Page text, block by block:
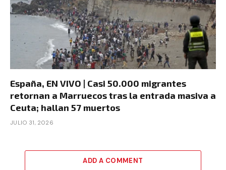
España, EN VIVO | Casi 50.000 migrantes
retornan a Marruecos tras la entrada masiva a
Ceuta; hallan 57 muertos
JULIO 31, 2026
ADD A COMMENT